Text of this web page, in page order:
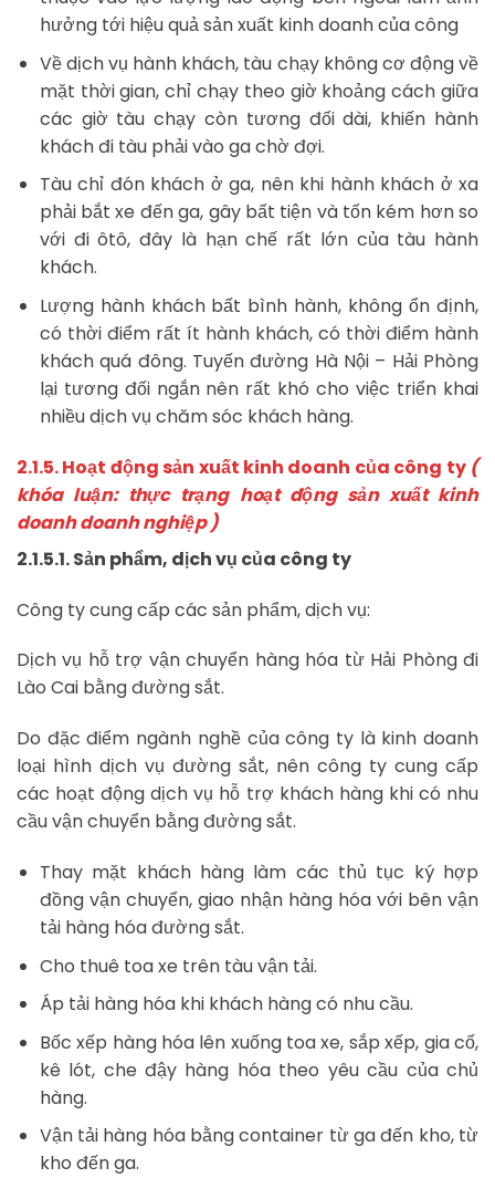
hưởng tới hiệu quả sản xuất kinh doanh của công
Về dịch vụ hành khách, tàu chạy không cơ động về
mặt thời gian, chỉ chạy theo giờ khoảng cách giữa
các giờ tàu chạy còn tương đối dài, khiến hành
khách đi tàu phải vào ga chờ đợi.
Tàu chỉ đón khách ở ga, nên khi hành khách ở xa
phải bắt xe đến ga, gây bất tiện và tốn kém hơn so
với đi ôtô, đây là hạn chế rất lớn của tàu hành
khách.
Lượng hành khách bất bình hành, không ổn định,
có thời điểm rất ít hành khách, có thời điểm hành
khách quá đông. Tuyến đường Hà Nội – Hải Phòng
lại tương đối ngắn nên rất khó cho việc triển khai
nhiều dịch vụ chăm sóc khách hàng.
2.1.5. Hoạt động sản xuất kinh doanh của công ty(
khóa luận: thực trạng hoạt động sản xuất kinh
doanh doanh nghiệp )
2.1.5.1. Sản phẩm, dịch vụ của công ty
Công ty cung cấp các sản phẩm, dịch vụ:
Dịch vụ hỗ trợ vận chuyển hàng hóa từ Hải Phòng đi
Lào Cai bằng đường sắt.
Do đặc điểm ngành nghề của công ty là kinh doanh
loại hình dịch vụ đường sắt, nên công ty cung cấp
các hoạt động dịch vụ hỗ trợ khách hàng khi có nhu
cầu vận chuyển bằng đường sắt.
Thay mặt khách hàng làm các thủ tục ký hợp
đồng vận chuyển, giao nhận hàng hóa với bên vận
tải hàng hóa đường sắt.
Cho thuê toa xe trên tàu vận tải.
Áp tải hàng hóa khi khách hàng có nhu cầu.
Bốc xếp hàng hóa lên xuống toa xe, sắp xếp, gia cố,
kê lót, che đậy hàng hóa theo yêu cầu của chủ
hàng.
Vận tải hàng hóa bằng container từ ga đến kho, từ
kho đến ga.